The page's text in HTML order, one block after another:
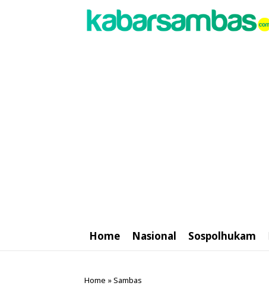
Home Nasional Sospolhukam
Home »Sambas